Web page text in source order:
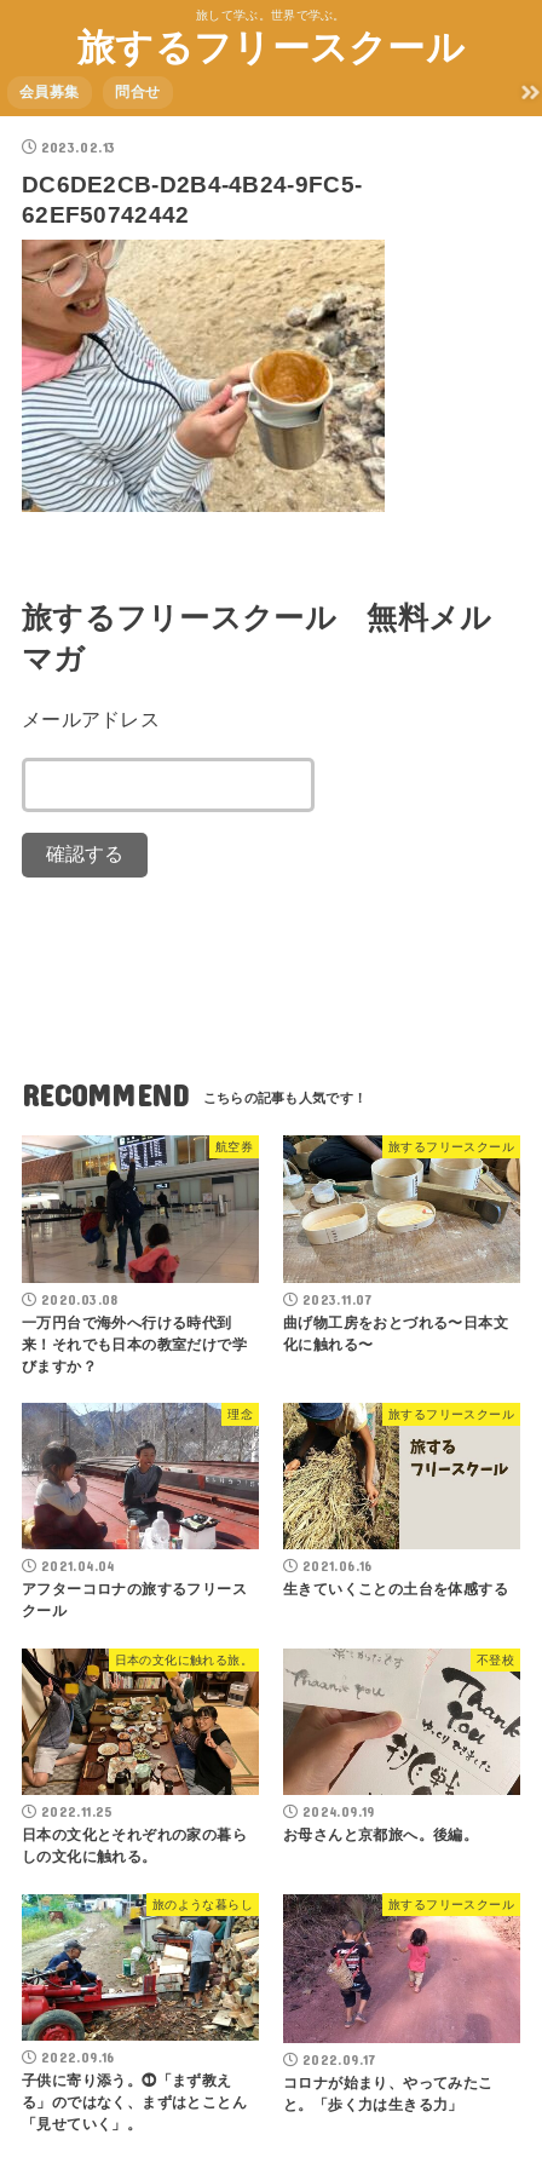
旅して学ぶ。世界で学ぶ。
旅するフリースクール
会員募集 問合せ
2023.02.13
DC6DE2CB-D2B4-4B24-9FC5-
62EF50742442
旅するフリースクール 無料メル
マガ
メールアドレス
RECOMMEND
航空券
2020.03.08
一万円台で海外へ行ける時代到
来！それでも日本の教室だけで学
びますか？
旅するフリースクール
2023.11.07
曲げ物工房をおとづれる〜日本文
化に触れる〜
理念
2021.04.04
アフターコロナの旅するフリース
クール
旅するフリースクール
2021.06.16
生きていくことの土台を体感する
日本の文化に触れる旅。
2022.11.25
日本の文化とそれぞれの家の暮ら
しの文化に触れる。
不登校
2024.09.19
お母さんと京都旅へ。後編。
旅のような暮らし
2022.09.16
子供に寄り添う。⓵「まず教え
る」のではなく、まずはとことん
「見せていく」。
旅するフリースクール
2022.09.17
コロナが始まり、やってみたこ
と。「歩く力は生きる力」